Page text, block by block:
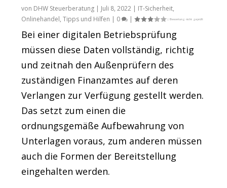
von DHW Steuerberatung | Juli 8, 2022 | IT-Sicherheit,
Onlinehandel,Tipps und Hilfen | 0 |
Bei einer digitalen Betriebsprüfung
müssen diese Daten vollständig, richtig
und zeitnah den Außenprüfern des
zuständigen Finanzamtes auf deren
Verlangen zur Verfügung gestellt werden.
Das setzt zum einen die
ordnungsgemäße Aufbewahrung von
Unterlagen voraus, zum anderen müssen
auch die Formen der Bereitstellung
eingehalten werden.